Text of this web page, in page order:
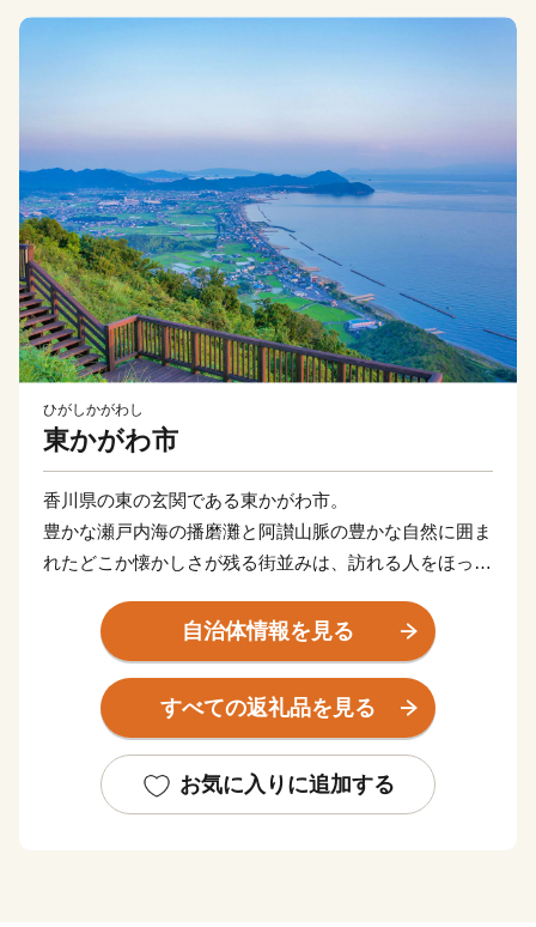
ひがしかがわし
東かがわ市
香川県の東の玄関である東かがわ市。
豊かな瀬戸内海の播磨灘と阿讃山脈の豊かな自然に囲ま
れたどこか懐かしさが残る街並みは、訪れる人をほっと
住んでいます。
また、日本で初めてハマチの養殖に成功し、全国のハ
マチ養殖発祥地としても知られており、地場産業である
手袋生産は、全国シェアの90パーセント以上を占めてお
います。今もなお、昔からの伝統製法を守り、作り続け
られている和三盆糖など、技術、伝統、文化を守る自然
自治体情報を見る
すべての返礼品を見る
お気に入りに追加する